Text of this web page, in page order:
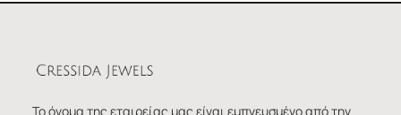
Το όνομα της εταιρείας μας είναι εμπνευσμένο από την